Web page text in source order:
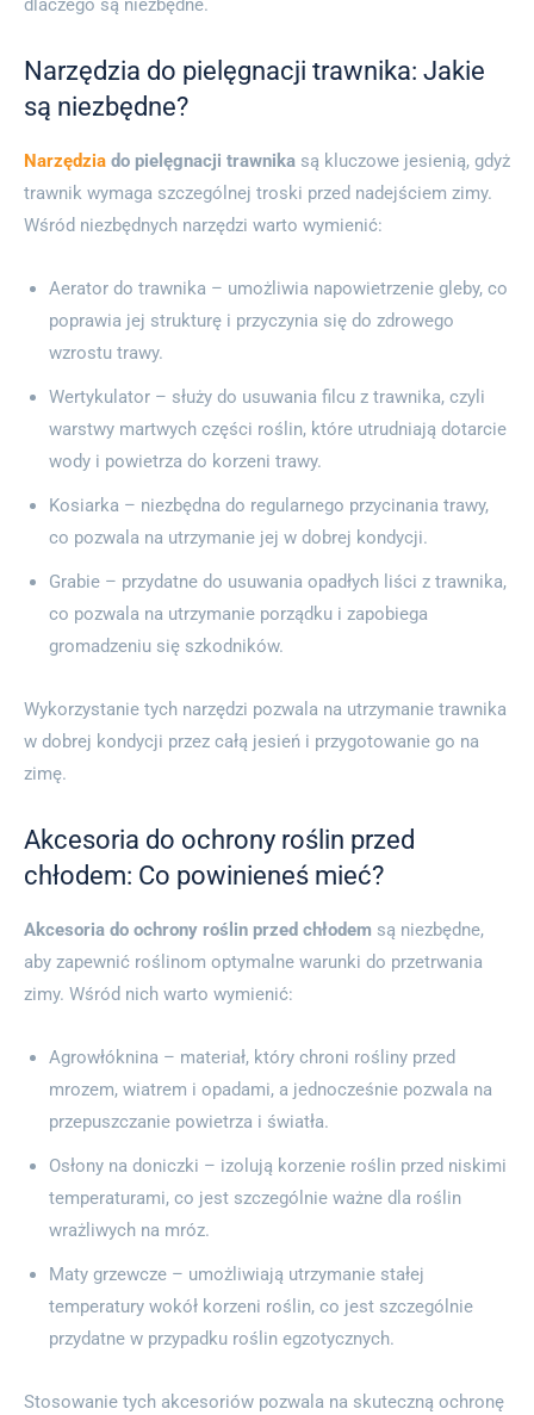
dlaczego są niezbędne.
Narzędzia do pielęgnacji trawnika: Jakie
są niezbędne?
Narzędzia do pielęgnacji trawnika są kluczowe jesienią, gdyż
trawnik wymaga szczególnej troski przed nadejściem zimy.
Wśród niezbędnych narzędzi warto wymienić:
Aerator do trawnika – umożliwia napowietrzenie gleby, co
poprawia jej strukturę i przyczynia się do zdrowego
wzrostu trawy.
Wertykulator – służy do usuwania filcu z trawnika, czyli
warstwy martwych części roślin, które utrudniają dotarcie
wody i powietrza do korzeni trawy.
Kosiarka – niezbędna do regularnego przycinania trawy,
co pozwala na utrzymanie jej w dobrej kondycji.
Grabie – przydatne do usuwania opadłych liści z trawnika,
co pozwala na utrzymanie porządku i zapobiega
gromadzeniu się szkodników.
Wykorzystanie tych narzędzi pozwala na utrzymanie trawnika
w dobrej kondycji przez całą jesień i przygotowanie go na
zimę.
Akcesoria do ochrony roślin przed
chłodem: Co powinieneś mieć?
Akcesoria do ochrony roślin przed chłodem są niezbędne,
aby zapewnić roślinom optymalne warunki do przetrwania
zimy. Wśród nich warto wymienić:
Agrowłóknina – materiał, który chroni rośliny przed
mrozem, wiatrem i opadami, a jednocześnie pozwala na
przepuszczanie powietrza i światła.
Osłony na doniczki – izolują korzenie roślin przed niskimi
temperaturami, co jest szczególnie ważne dla roślin
wrażliwych na mróz.
Maty grzewcze – umożliwiają utrzymanie stałej
temperatury wokół korzeni roślin, co jest szczególnie
przydatne w przypadku roślin egzotycznych.
Stosowanie tych akcesoriów pozwala na skuteczną ochronę